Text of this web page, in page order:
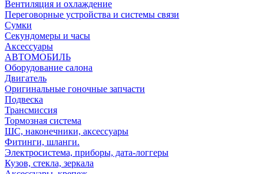
Вентиляция и охлаждение
Переговорные устройства и системы связи
Сумки
Секундомеры и часы
Аксессуары
АВТОМОБИЛЬ
Оборудование салона
Двигатель
Оригинальные гоночные запчасти
Подвеска
Трансмиссия
Тормозная система
ШС, наконечники, аксессуары
Фитинги, шланги.
Электросистема, приборы, дата-логгеры
Кузов, стекла, зеркала